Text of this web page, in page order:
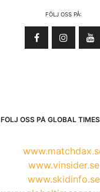
FÖLJ OSS PÅ:
FÖLJ OSS PÅ GLOBAL
www.vinsider.se
www.skidinfo.se